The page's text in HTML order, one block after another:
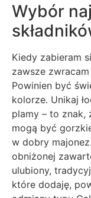
Wybór
Kiedy zabieram
zawsze
Powinien być
kolorze. Unikaj
plamy – to znak,
mogą być
w dobry
obniżonej
ulubiony,
które dodaję,